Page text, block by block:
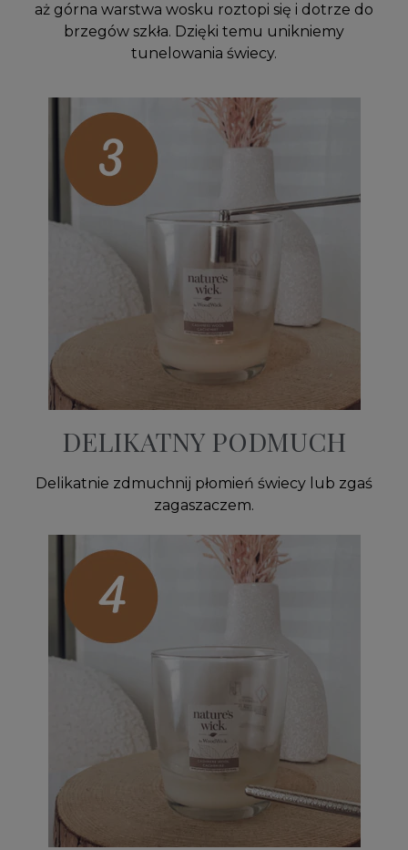
aż górna warstwa wosku roztopi się i dotrze do
brzegów szkła. Dzięki temu unikniemy
tunelowania świecy.
DELIKATNY PODMUCH
Delikatnie zdmuchnij płomień świecy lub zgaś
zagaszaczem.